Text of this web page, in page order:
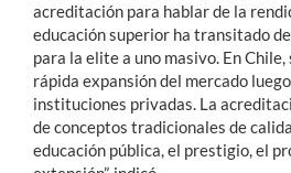
acreditación para hablar de la
educación superior ha transitado
para la elite a uno masivo. En Chile,
rápida expansión del mercado
instituciones privadas. La
de conceptos tradicionales de
educación pública, el prestigio, el